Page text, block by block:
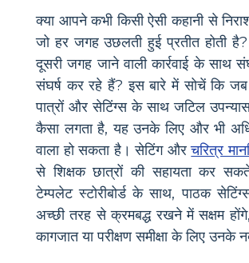
क्या आपने कभी किसी ऐसी कहानी से
जो हर जगह उछलती हुई प्रतीत होती
दूसरी जगह जाने वाली कार्रवाई के साथ
संघर्ष कर रहे हैं? इस बारे में सोचें कि
पात्रों और सेटिंग्स के साथ जटिल
कैसा लगता है, यह उनके लिए और भी
वाला हो सकता है। सेटिंग औरचरित्र
से शिक्षक छात्रों की सहायता कर
टेम्पलेट स्टोरीबोर्ड के साथ, पाठक
अच्छी तरह से क्रमबद्ध रखने में सक्षम
कागजात या परीक्षण समीक्षा के लिए उनके